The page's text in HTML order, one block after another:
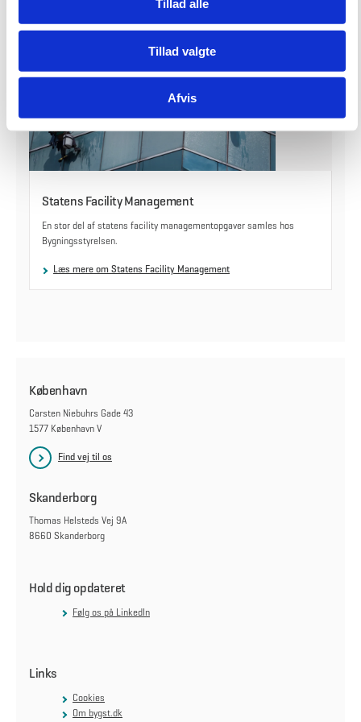
Tillad alle
Tillad valgte
Afvis
Statens Facility Management
En stor del af statens facility managementopgaver samles hos
Bygningsstyrelsen.
Læs mere om Statens Facility Management
København
Carsten Niebuhrs Gade 43
1577 København V
Find vej til os
Skanderborg
Thomas Helsteds Vej 9A
8660 Skanderborg
Hold dig opdateret
Følg os på LinkedIn
Links
Cookies
Om bygst.dk